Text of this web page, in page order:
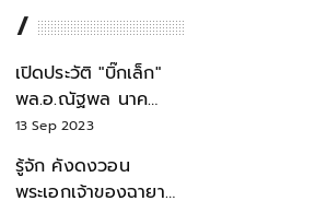
เปิดประวัติ "บิ๊กเล็ก"
พล.อ.ณัฐพล นาค
พาณิชย์ จากเลขาฯ
สมช.-เลขาฯ
รมว.กลาโหม
13 Sep 2023
รู้จัก คังดงวอน
พระเอกเจ้าของฉายา